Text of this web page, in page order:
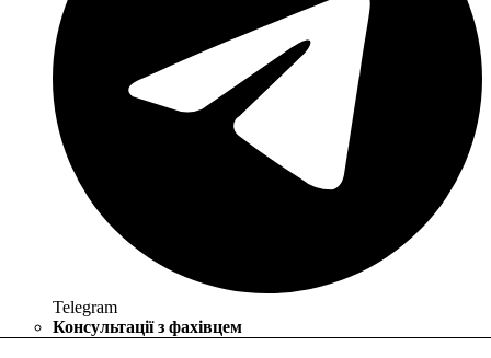
Telegram
Консультації з фахівцем